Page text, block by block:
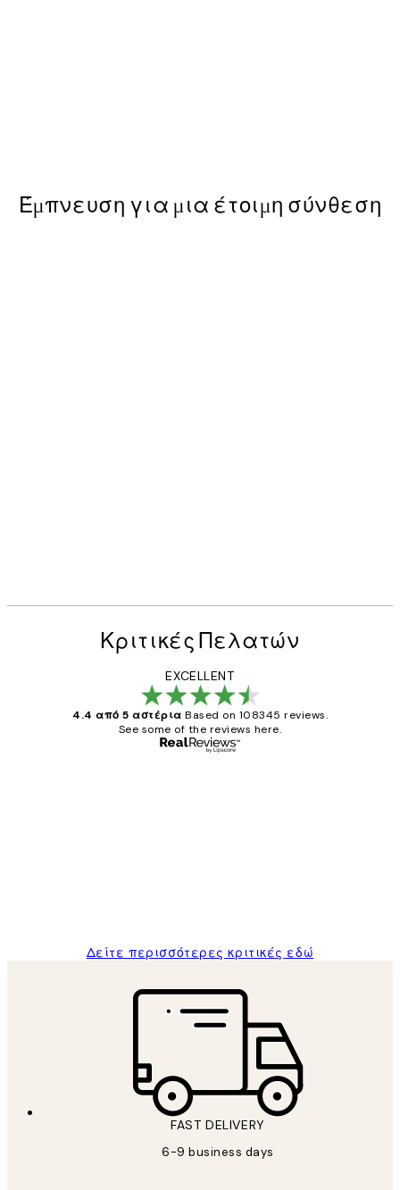
Έμπνευση για μια έτοιμη σύνθεση
Κριτικές Πελατών
EXCELLENT
4.4 από 5 αστέρια Based on 108345 reviews.
See some of the reviews here.
Δείτε περισσότερες κριτικές εδώ
FAST DELIVERY
6-9 business days